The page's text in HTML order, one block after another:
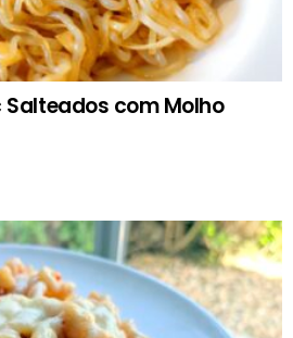
Salteados com Molho